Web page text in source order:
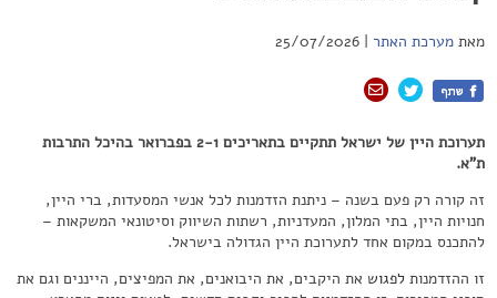
מאתמערכת האתר |
25/07/2026
תערוכת היין של ישראל תתקיים בתאריכים 2-1 בפברואר בהיכל התרבות
ת"א.
זה קורה רק פעם בשנה – ניתנת הזדמנות לכל אנשי המסעדות, ברי היין,
חנויות היין, בתי המלון, המעדניות, רשתות השיווק וסיטונאי המשקאות –
להתכנס במקום אחד לתערוכת היין הגדולה בישראל.
זו ההזדמנותלפגוש את היקבים, את היבואנים, את המפיצים, הייננים וגם את